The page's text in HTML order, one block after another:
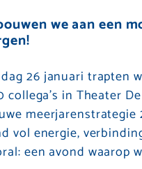
we aan een
26 januari trapten
collega’s in Theater
meerjarenstrategie
vol energie,
een avond waarop